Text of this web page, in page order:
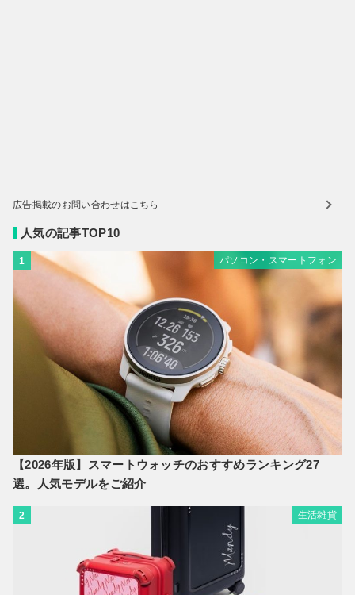
広告掲載のお問い合わせはこちら
人気の記事TOP10
1 パソコン・スマートフォン
【2026年版】スマートウォッチのおすすめランキング27
選。人気モデルをご紹介
2 生活雑貨